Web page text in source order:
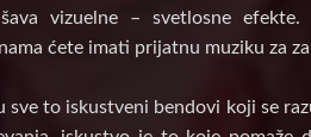
vizuelne – svetlosne efekte.
ćete imati prijatnu muziku za
sve to iskustveni bendovi koji se